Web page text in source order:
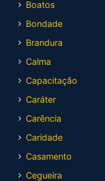
Boatos
Bondade
Brandura
Calma
Capacitação
Caráter
Carência
Caridade
Casamento
Cegueira